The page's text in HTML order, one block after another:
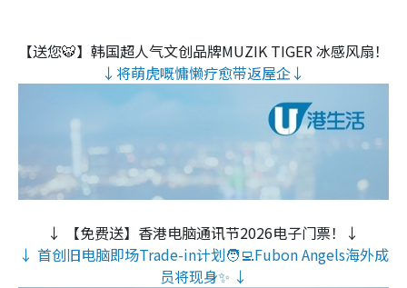
【送您🐯】韩国超人气文创品牌MUZIK TIGER 冰感风扇！
↓将萌虎嘅慵懒疗愈带返屋企↓
↓ 【免费送】香港电脑通讯节2026电子门票！↓
↓ 首创旧电脑即场Trade-in计划🧑‍💻Fubon Angels海外成
员将现身✨ ↓